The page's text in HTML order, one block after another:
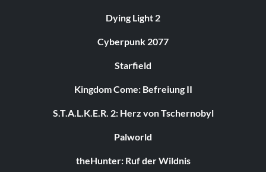
Dying Light 2
Cyberpunk 2077
Starfield
Kingdom Come: Befreiung II
S.T.A.L.K.E.R. 2: Herz von Tschernobyl
Palworld
theHunter: Ruf der Wildnis